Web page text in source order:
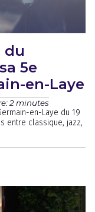
du
5e
en-Laye
2 minutes
en-Laye du 19
entre classique, jazz,